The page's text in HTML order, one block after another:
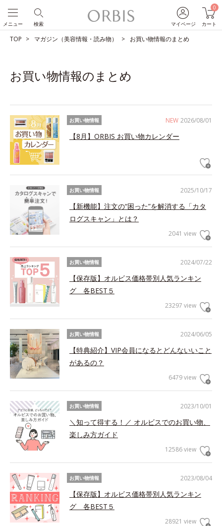
マイページ
0
カート
検索
メニュー
TOP マガジン（美容情報・読み物） お買い物情報のまとめ
お買い物情報のまとめ
NEW 2026/08/01
お買い物情報
【8月】ORBIS お買い物カレンダー
2025/10/17
お買い物情報
【新機能】注文の“困った”を解消する「カタ
ログスキャン」とは？
2041 view
2024/07/22
お買い物情報
【保存版】オルビス価格帯別人気ランキン
グ 各BEST５
23297 view
2024/06/05
お買い物情報
【特典紹介】VIP会員になるとどんないいこと
があるの？
6479 view
2023/10/01
お買い物情報
＼知って得する！／ オルビスでのお買い物、
楽しみ方ガイド
12586 view
2023/08/04
お買い物情報
【保存版】オルビス価格帯別人気ランキン
グ 各BEST５
28921 view